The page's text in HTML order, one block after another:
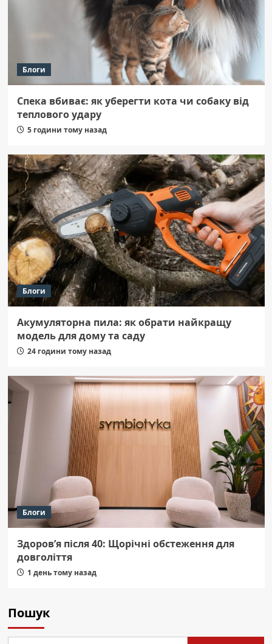
Блоги
Спека вбиває: як уберегти кота чи собаку від
теплового удару
5 години тому назад
Блоги
Акумуляторна пила: як обрати найкращу
модель для дому та саду
24 години тому назад
Блоги
Здоров’я після 40: Щорічні обстеження для
довголіття
1 день тому назад
Пошук